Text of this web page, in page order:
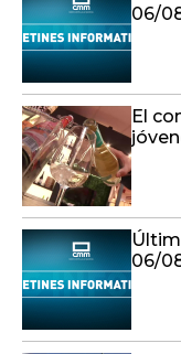
El
06/
Un